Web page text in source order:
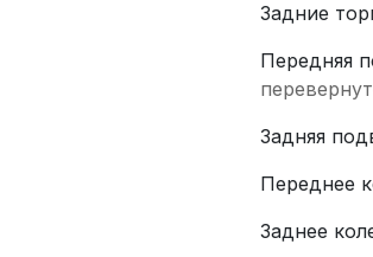
Задние
Передняя
Задняя
Переднее
Заднее